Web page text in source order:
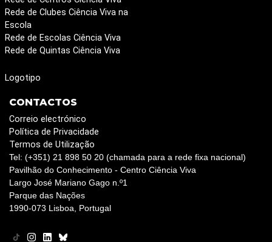
Rede de Clubes Ciência Viva na
Escola
Rede de Escolas Ciência Viva
Rede de Quintas Ciência Viva
Logotipo
CONTACTOS
Correio electrónico
Política de Privacidade
Termos de Utilização
Tel: (+351) 21 898 50 20 (chamada para a rede fixa nacional)
Pavilhão do Conhecimento - Centro Ciência Viva
Largo José Mariano Gago n.º1
Parque das Nações
1990-073 Lisboa, Portugal